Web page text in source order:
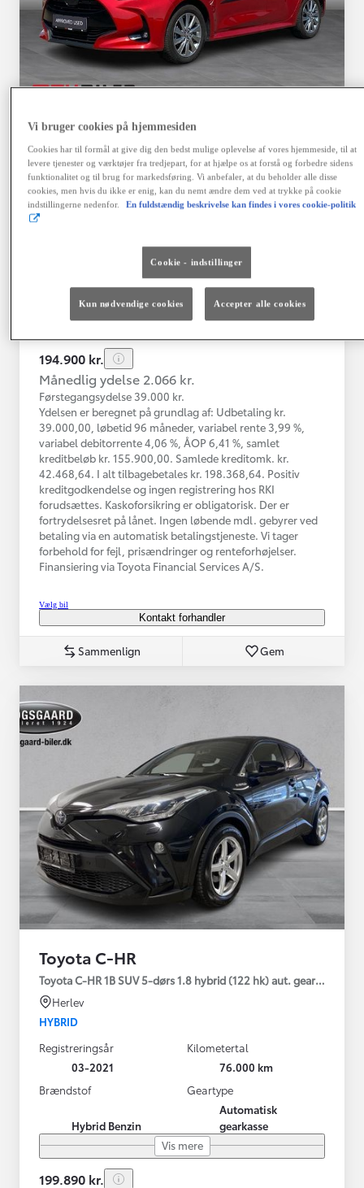
Toyota Yaris
Yaris 4A Hatchback 1.5 hybrid (116 hk) aut. gear Active -
Nykøbing Mors
HYBRID
43.000 km
Hybrid Benzin
Geartype
Automatisk
gearkasse
Vis mere
194.900 kr.
Månedlig ydelse 2.066 kr.
Førstegangsydelse 39.000 kr.
Ydelsen er beregnet på grundlag af: Udbetaling kr.
39.000,00, løbetid 96 måneder, variabel rente 3,99 %,
variabel debitorrente 4,06 %, ÅOP 6,41 %, samlet
kreditbeløb kr. 155.900,00. Samlede kreditomk. kr.
42.468,64. I alt tilbagebetales kr. 198.368,64. Positiv
kreditgodkendelse og ingen registrering hos RKI
forudsættes. Kaskoforsikring er obligatorisk. Der er
fortrydelsesret på lånet. Ingen løbende mdl. gebyrer ved
betaling via en automatisk betalingstjeneste. Vi tager
forbehold for fejl, prisændringer og renteforhøjelser.
Finansiering via Toyota Financial Services A/S.
Vælg bil
Kontakt forhandler
Sammenlign Gem
Toyota C-HR
Toyota C-HR 1B SUV 5-dørs 1.8 hybrid (122 hk) aut. gear C-LUB -
Herlev
HYBRID
Registreringsår
03-2021
Kilometertal
76.000 km
Brændstof
Hybrid Benzin
Geartype
Automatisk
gearkasse
Vis mere
199.890 kr.
Vi bruger cookies på hjemmesiden
Cookies har til formål at give dig den bedst mulige oplevelse af vores hjemmeside, til at
levere tjenester og værktøjer fra tredjepart, for at hjælpe os at forstå og forbedre sidens
funktionalitet og til brug for markedsføring. Vi anbefaler, at du beholder alle disse
cookies, men hvis du ikke er enig, kan du nemt ændre dem ved at trykke på cookie
indstillingerne nedenfor.
En fuldstændig beskrivelse kan findes i vores cookie-politik
Cookie - indstillinger
Kun nødvendige cookies Accepter alle cookies